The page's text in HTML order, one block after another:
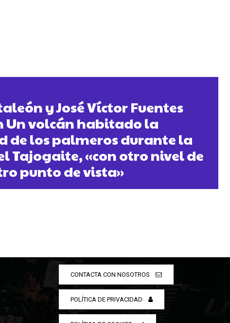
y José Víctor Fuentes
Un volcán habitado la
de los palmeros durante la
Tajogaite, «con otro nivel de
punto de vista»
CONTACTA CON NOSOTROS
POLÍTICA DE PRIVACIDAD